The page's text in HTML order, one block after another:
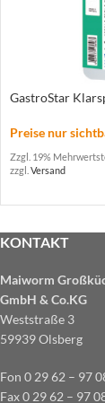
GastroStar
Preise nur
Zzgl. 19%
zzgl. Versand
KONTAKT
Maiworm
GmbH & Co.KG
Weststraße 3
59939 Olsberg
Fon 0 29 62 – 97
Fax 0 29 62 – 97